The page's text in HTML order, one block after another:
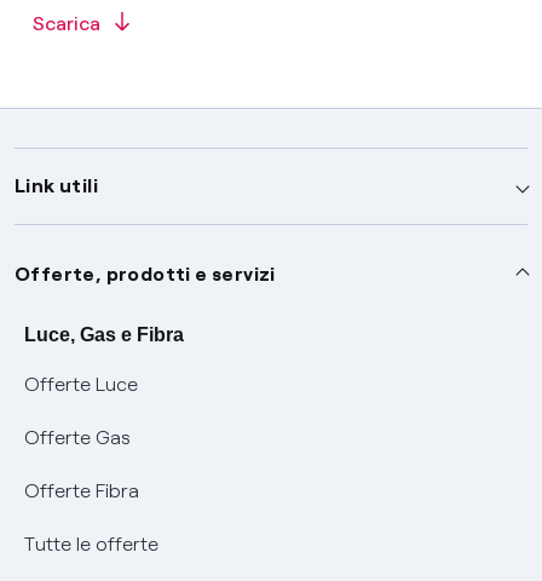
Scarica
Link utili
Assistenza
Avvisi
SOS luce e gas
Conciliazioni e risoluzione delle controversie
Negoziazione paritetica
Informazioni Sisma
Servizi
Moduli e documenti
Documenti Fibra
Offerte, prodotti e servizi
Luce, Gas e Fibra
Offerte Luce
Offerte Gas
Offerte Fibra
Tutte le offerte